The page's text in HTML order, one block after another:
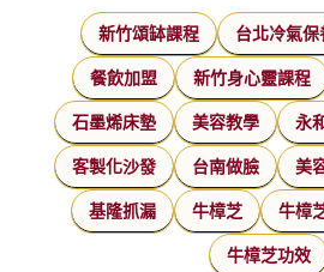
新竹頌缽課程 台北冷氣保
餐飲加盟 新竹身心靈課程
石墨烯床墊 美容教學 永
客製化沙發 台南做臉 美
基隆抓漏 牛樟芝 牛樟
牛樟芝功效